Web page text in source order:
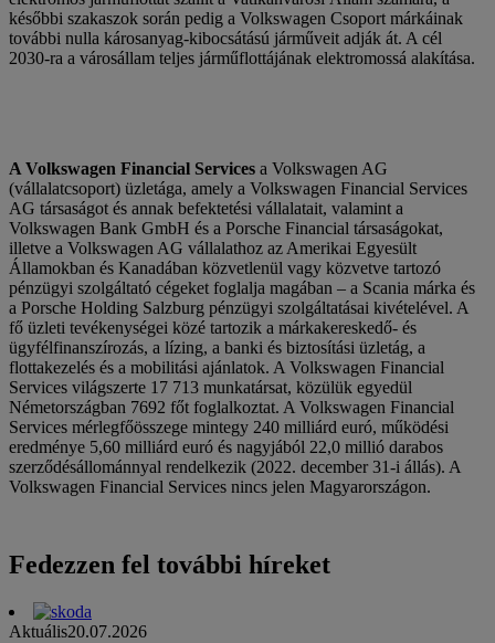
későbbi szakaszok során pedig a Volkswagen Csoport márkáinak
további nulla károsanyag-kibocsátású járműveit adják át. A cél
2030-ra a városállam teljes járműflottájának elektromossá alakítása.
A Volkswagen Financial Services a Volkswagen AG
(vállalatcsoport) üzletága, amely a Volkswagen Financial Services
AG társaságot és annak befektetési vállalatait, valamint a
Volkswagen Bank GmbH és a Porsche Financial társaságokat,
illetve a Volkswagen AG vállalathoz az Amerikai Egyesült
Államokban és Kanadában közvetlenül vagy közvetve tartozó
pénzügyi szolgáltató cégeket foglalja magában – a Scania márka és
a Porsche Holding Salzburg pénzügyi szolgáltatásai kivételével. A
fő üzleti tevékenységei közé tartozik a márkakereskedő- és
ügyfélfinanszírozás, a lízing, a banki és biztosítási üzletág, a
flottakezelés és a mobilitási ajánlatok. A Volkswagen Financial
Services világszerte 17 713 munkatársat, közülük egyedül
Németországban 7692 főt foglalkoztat. A Volkswagen Financial
Services mérlegfőösszege mintegy 240 milliárd euró, működési
eredménye 5,60 milliárd euró és nagyjából 22,0 millió darabos
szerződésállománnyal rendelkezik (2022. december 31-i állás). A
Volkswagen Financial Services nincs jelen Magyarországon.
Fedezzen fel további híreket
Aktuális20.07.2026